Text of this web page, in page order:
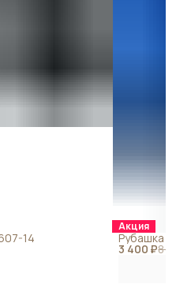
14
Акция
3 400 ₽8 500
Рубашка